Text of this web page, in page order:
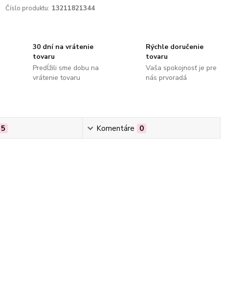
Číslo produktu: 13211821344
30 dní na vrátenie
tovaru
Predĺžili sme dobu na
vrátenie tovaru
Rýchle doručenie
tovaru
Vaša spokojnosť je pre
nás prvoradá
5 Komentáre 0